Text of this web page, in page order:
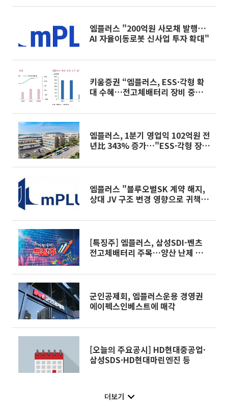
엠플러스 "200억원 사모채 발행…
AI 자율이동로봇 신사업 투자 확대"
키움증권 “엠플러스, ESS·각형 확
대 수혜…전고체배터리 장비 중장기
엠플러스, 1분기 영업익 102억원 전
년比 343% 증가…"ESS·각형 장비
엠플러스 "블루오벌SK 계약 해지,
상대 JV 구조 변경 영향으로 귀책 아
[특징주] 엠플러스, 삼성SDI-벤츠
전고체배터리 주목…양산 난제 극복
군인공제회, 엠플러스운용 경영권
에이펙스인베스트에 매각
[오늘의 주요공시] HD현대중공업·
삼성SDS·HD현대마린엔진 등
더보기